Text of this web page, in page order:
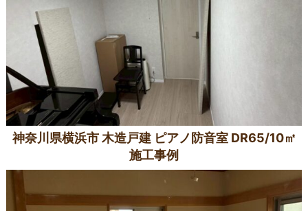
神奈川県横浜市 木造戸建 ピアノ防音室 DR65/10㎡
施工事例